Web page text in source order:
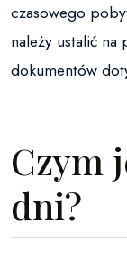
czasowego
należy ustalić
dokumentów
Czym
dni?